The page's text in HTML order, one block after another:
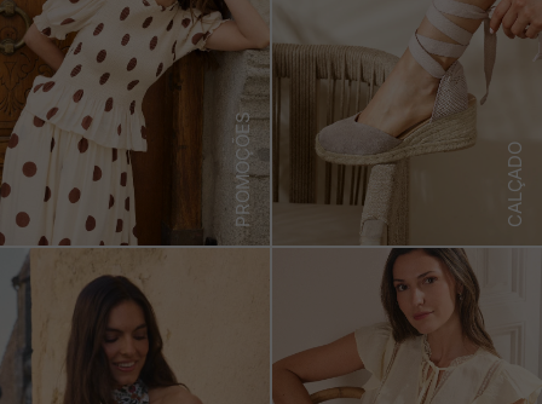
PROMOÇÕES CALÇADO